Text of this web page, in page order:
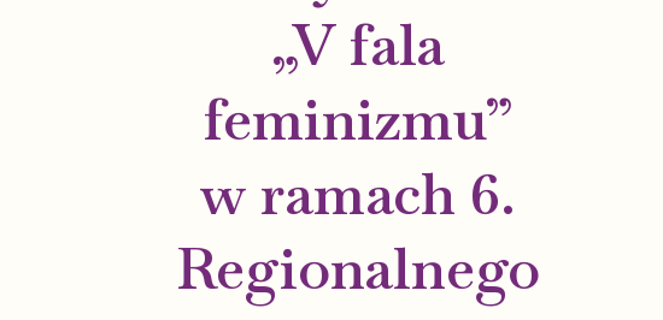
„V fala
feminizmu”
w ramach 6.
Regionalnego